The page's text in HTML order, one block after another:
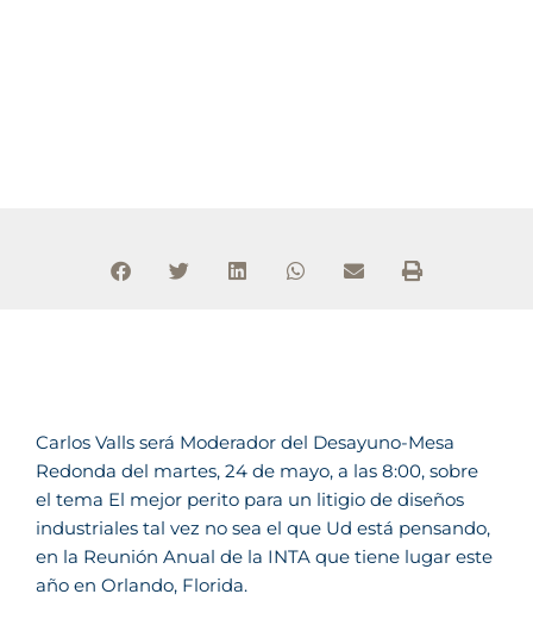
Carlos Valls será Moderador del Desayuno-Mesa
Redonda del martes, 24 de mayo, a las 8:00, sobre
el tema El mejor perito para un litigio de diseños
industriales tal vez no sea el que Ud está pensando,
en la Reunión Anual de la INTA que tiene lugar este
año en Orlando, Florida.